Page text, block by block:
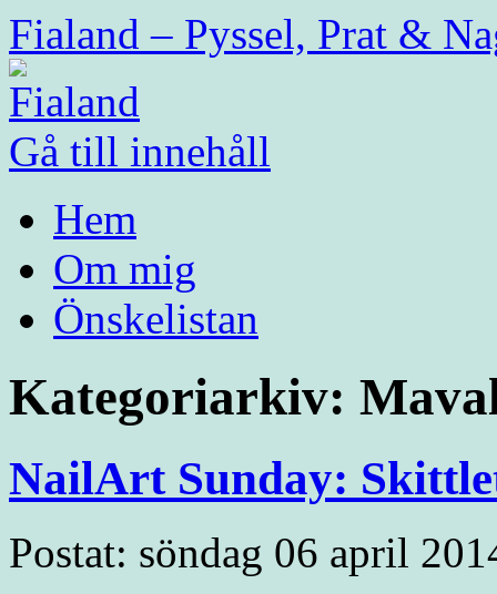
Fialand – Pyssel, Prat &
Gå till innehåll
Hem
Om mig
Önskelistan
Kategoriarkiv:
NailArt Sunday:
Postat: söndag 06 april